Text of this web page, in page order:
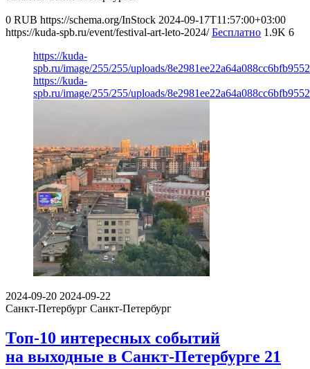
0 RUB https://schema.org/InStock 2024-09-17T11:57:00+03:00
https://kuda-spb.ru/event/festival-art-leto-2024/ Бесплатно 1.9K 6
https://kuda-
spb.ru/image/255/255/uploads/
https://kuda-
spb.ru/image/255/255/uploads/
2024-09-20 2024-09-22
Санкт-Петербург Санкт-Петербург
Топ-10 интересных событий
на выходные в Санкт-Петербурге 21